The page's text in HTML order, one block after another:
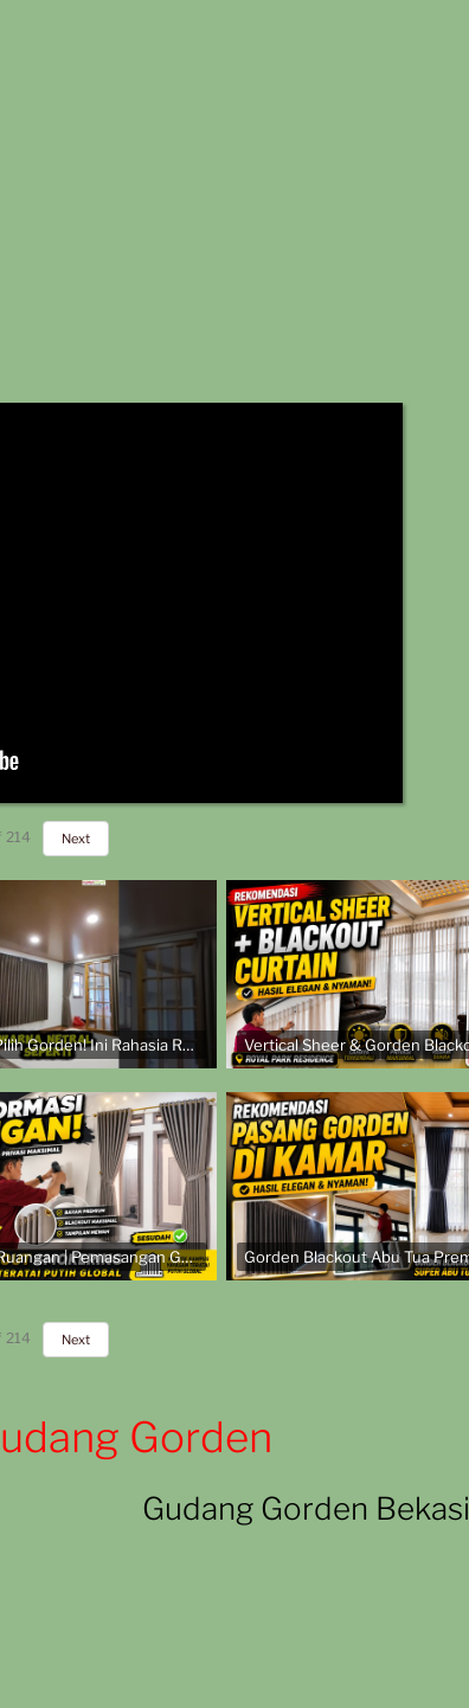
214 Next
Jangan Salah Pilih Gorden! Ini Rahasia Ruangan Terlihat Mahal
Transformasi Ruangan | Pemasangan Gorden Smokering Coklat di Kampus Yayasan Teratai Putih Global
214 Next
Gorden
Gudang Gorden Bekasi